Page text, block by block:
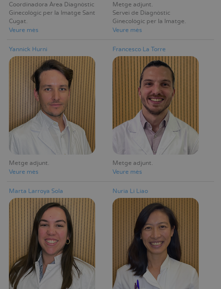
Coordinadora Àrea Diagnòstic
Ginecològic per la Imatge Sant
Cugat
Veure mès
Metge adjunt
Servei de Diagnòstic
Ginecològic per la Imatge
Veure mès
Yannick Hurni
Metge adjunt
Veure mès
Francesco La Torre
Metge adjunt
Veure mès
Marta Larroya Sola Nuria Li Liao